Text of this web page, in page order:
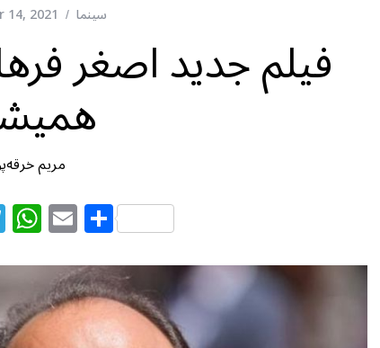
سینما 14, 2021
فیلم جدید اصغر
مریم
T
el
e
g
ra
W
h
at
s
A
E
m
ai
l
S
h
ar
e